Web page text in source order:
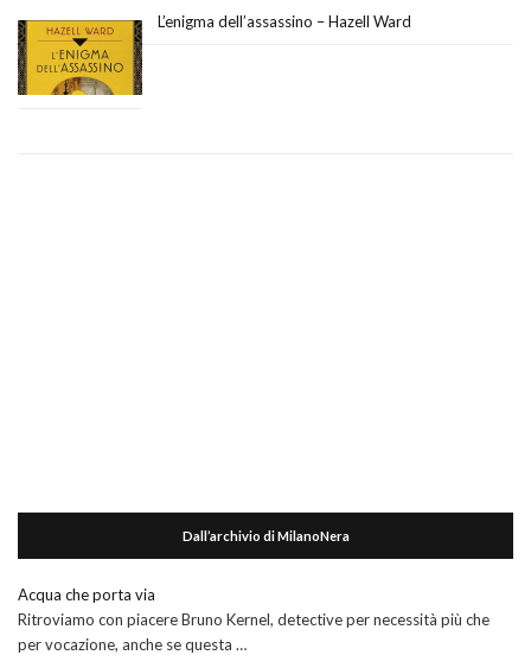
L’enigma dell’assassino – Hazell Ward
Dall’archivio di MilanoNera
Acqua che porta via
Ritroviamo con piacere Bruno Kernel, detective per necessità più che
per vocazione, anche se questa …